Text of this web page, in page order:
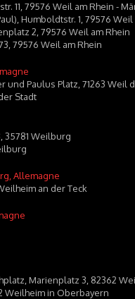
11, 79576 Weil am Rhein -
Humboldtstr. 1, 79576 Weil
2, 79576 Weil am Rhein
79576 Weil am Rhein
und Paulus Platz, 71263 Weil
Stadt
35781 Weilburg
Allemagne
an der Teck
Marienplatz 3, 82362
Weilheim in Oberbayern